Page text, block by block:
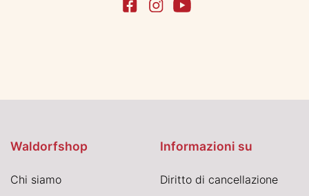
Waldorfshop
Chi siamo
Informazioni su
Diritto di cancellazione